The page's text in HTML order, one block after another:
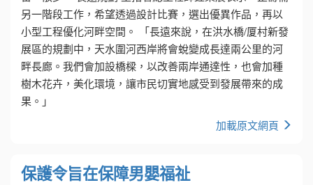
另一階段工作，希望透過設計比賽，選出優異作品，再以
小型工程優化河畔空間。 「長遠來說，在洪水橋/厦村新發
展區的規劃中，天水圍河西岸將會蛻變成長達兩公里的河
畔長廊。我們會加設橋樑，以改善兩岸通達性，也會加種
樹木花卉，美化環境，讓市民切實地感受到發展帶來的成
果。」
加載原文網頁
保護令旨在保障男嬰福祉